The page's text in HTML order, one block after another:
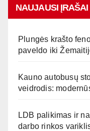
NAUJAUSI ĮRAŠAI
Plungės krašto
paveldo iki
Kauno autobusų
veidrodis:
LDB palikimas ir
darbo rinkos